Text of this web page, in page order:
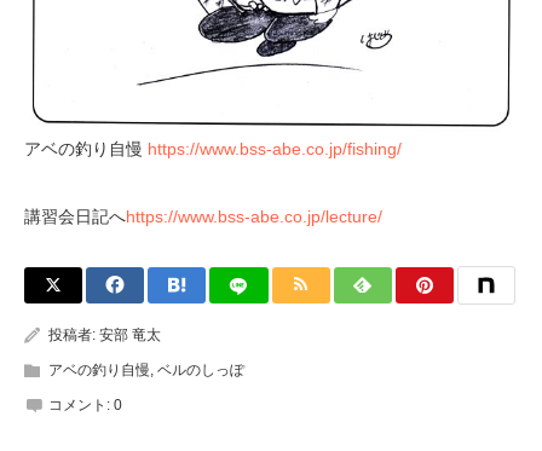
アベの釣り自慢 https://www.bss-abe.co.jp/fishing/
講習会日記へhttps://www.bss-abe.co.jp/lecture/
投稿者: 安部 竜太
アベの釣り自慢, ベルのしっぽ
コメント: 0